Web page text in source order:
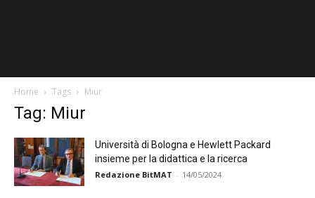
Home Tags Miur
Tag: Miur
Università di Bologna e Hewlett Packard
insieme per la didattica e la ricerca
Redazione BitMAT - 14/05/2024